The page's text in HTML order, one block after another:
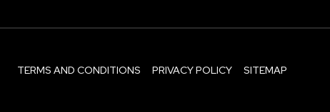
TERMS AND CONDITIONS PRIVACY POLICY SITEMAP